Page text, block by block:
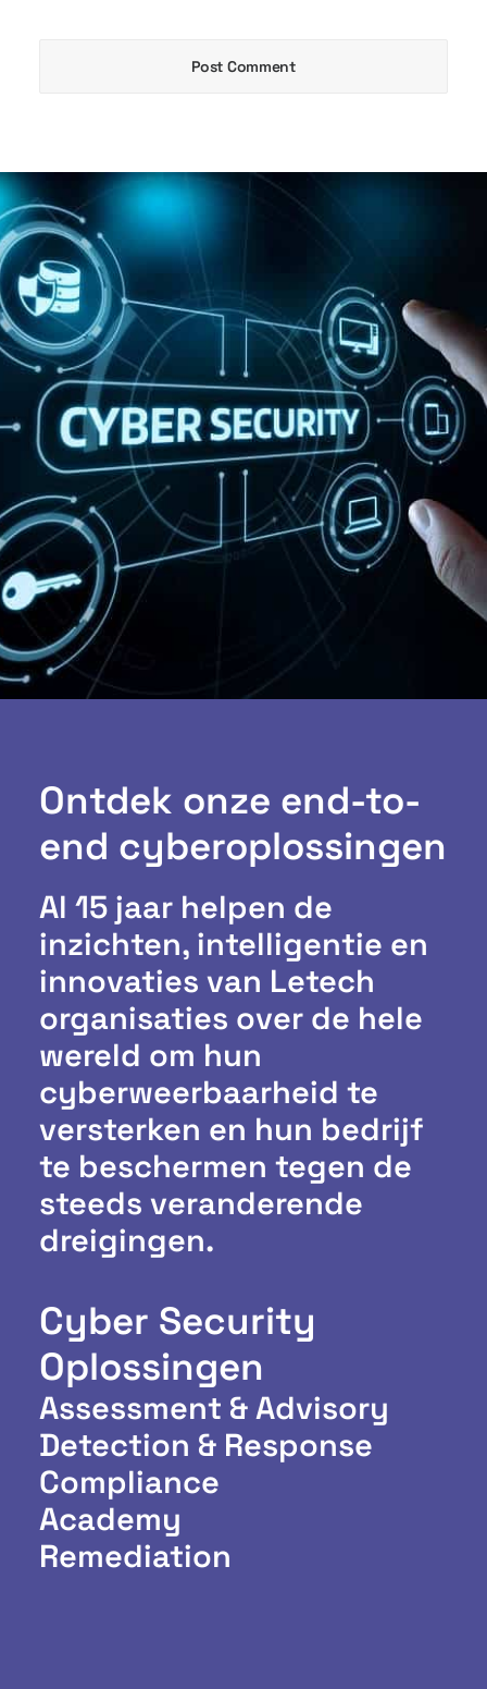
Cyber Security
Oplossingen
Assessment & Advisory
Detection & Response
Compliance
Academy
Remediation
Ontdek onze end-to-
end cyberoplossingen
Al 15 jaar helpen de
inzichten, intelligentie en
innovaties van Letech
organisaties over de hele
wereld om hun
cyberweerbaarheid te
versterken en hun bedrijf
te beschermen tegen de
steeds veranderende
dreigingen.